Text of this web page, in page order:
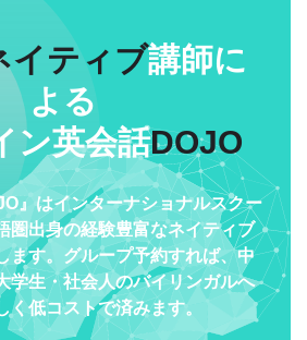
イティブ講師に
よる
ン英会話DOJO
』はインターナショナルスクー
圏出身の経験豊富なネイティブ
ます。グループ予約すれば、中
学生・社会人のバイリンガルへ
く低コストで済みます。